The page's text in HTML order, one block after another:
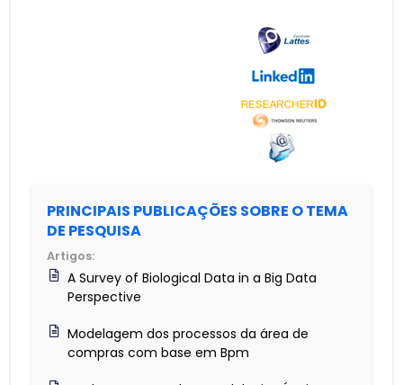
PRINCIPAIS PUBLICAÇÕES SOBRE O TEMA
DE PESQUISA
Artigos:
A Survey of Biological Data in a Big Data
Perspective
Modelagem dos processos da área de
compras com base em Bpm